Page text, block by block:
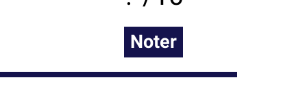
Noter